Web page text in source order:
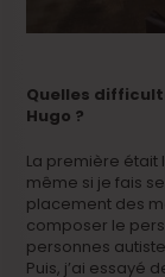
Quelles
Hugo ?
La première était
même si je fais
placement des
composer le
personnes
Puis, j’ai essayé